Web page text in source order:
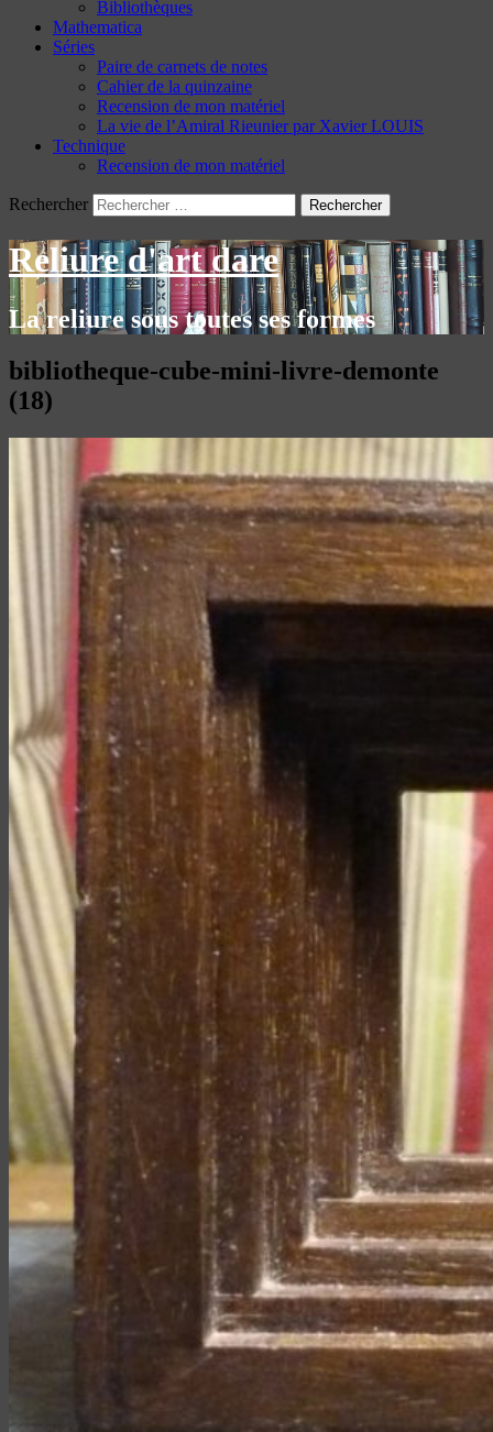
Bibliothèques
Mathematica
Séries
Paire de carnets de notes
Cahier de la quinzaine
Recension de mon matériel
La vie de l’Amiral Rieunier par Xavier LOUIS
Technique
Recension de mon matériel
Rechercher
Reliure d'art dare
La reliure sous toutes ses formes
bibliotheque-cube-mini-livre-demonte
(18)